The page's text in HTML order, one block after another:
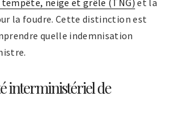
neige et grêle (TNG) et la
la foudre. Cette distinction est
quelle indemnisation
interministériel de